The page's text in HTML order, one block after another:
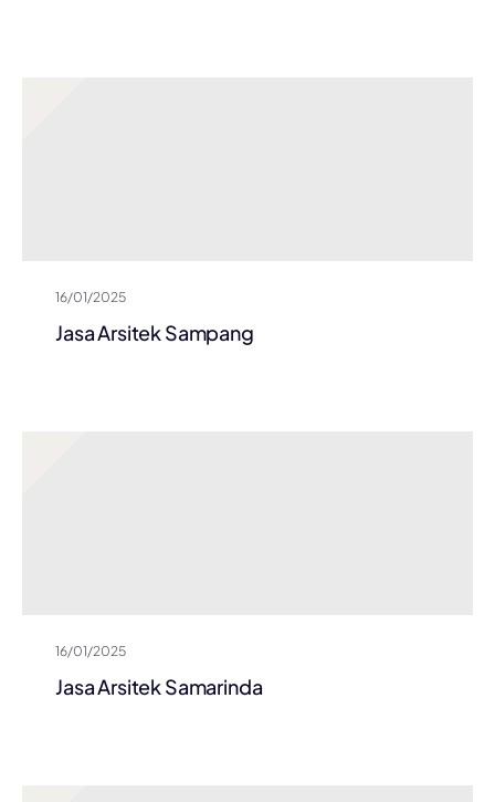
16/01/2025
Jasa Arsitek Sampang
16/01/2025
Jasa Arsitek Samarinda